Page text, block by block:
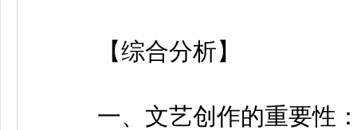
【综合分析】
一、文艺创作的重要性